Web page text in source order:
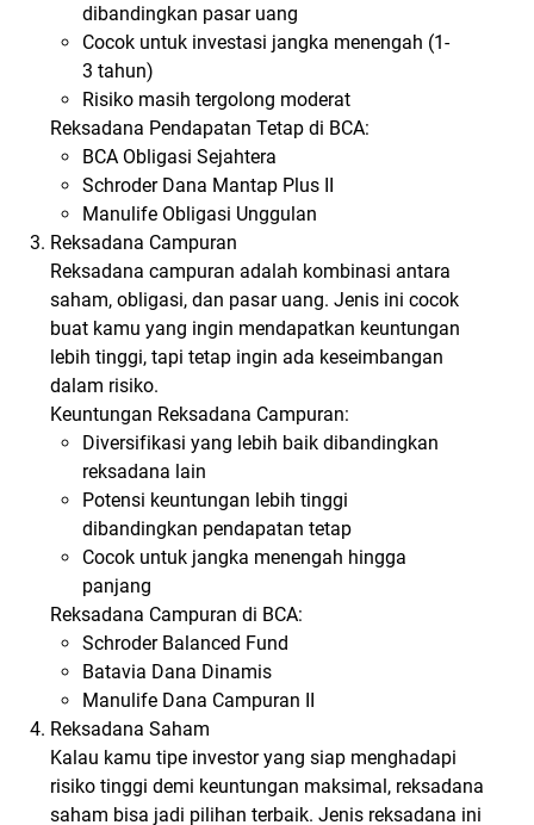
dibandingkan pasar uang
Cocok untuk investasi jangka menengah (1-
3 tahun)
Risiko masih tergolong moderat
Reksadana Pendapatan Tetap di BCA:
BCA Obligasi Sejahtera
Schroder Dana Mantap Plus II
Manulife Obligasi Unggulan
Reksadana Campuran
Reksadana campuran adalah kombinasi antara
saham, obligasi, dan pasar uang. Jenis ini cocok
buat kamu yang ingin mendapatkan keuntungan
lebih tinggi, tapi tetap ingin ada keseimbangan
dalam risiko.
Keuntungan Reksadana Campuran:
Diversifikasi yang lebih baik dibandingkan
reksadana lain
Potensi keuntungan lebih tinggi
dibandingkan pendapatan tetap
Cocok untuk jangka menengah hingga
panjang
Reksadana Campuran di BCA:
Schroder Balanced Fund
Batavia Dana Dinamis
Manulife Dana Campuran II
Reksadana Saham
Kalau kamu tipe investor yang siap menghadapi
risiko tinggi demi keuntungan maksimal, reksadana
saham bisa jadi pilihan terbaik. Jenis reksadana ini